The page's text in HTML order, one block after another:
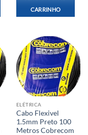
CARRINHO
ELÉTRICA
Cabo Flexivel
1.5mm Preto 100
Metros Cobrecom